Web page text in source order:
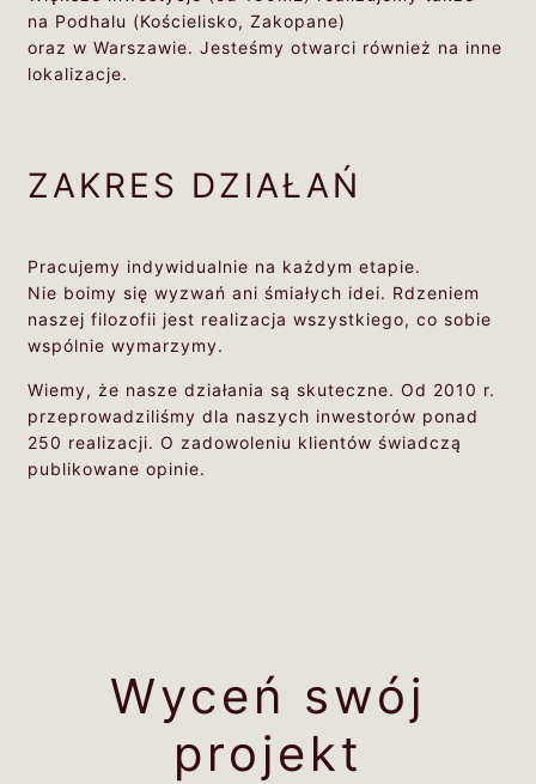
na Podhalu (Kościelisko, Zakopane)
oraz w Warszawie. Jesteśmy otwarci również na inne
lokalizacje.
ZAKRES DZIAŁAŃ
Pracujemy indywidualnie na każdym etapie.
Nie boimy się wyzwań ani śmiałych idei. Rdzeniem
naszej filozofii jest realizacja wszystkiego, co sobie
wspólnie wymarzymy.
Wiemy, że nasze działania są skuteczne. Od 2010 r.
przeprowadziliśmy dla naszych inwestorów ponad
250 realizacji. O zadowoleniu klientów świadczą
publikowane opinie.
Wyceń swój
projekt